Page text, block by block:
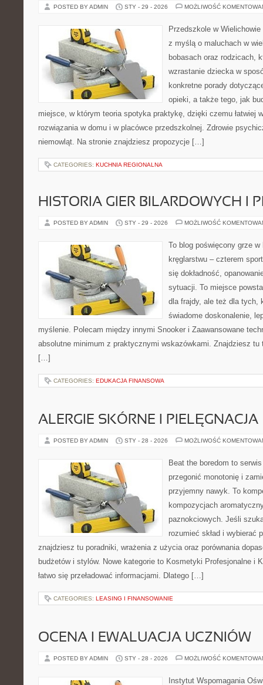
POSTED BY ADMIN STY - 29 - 2026 MOŻLIWOŚĆ
Przedszkole w
z myślą o maluchach w
bobasach oraz rodzicach,
wzrastanie dziecka w
konkretne porady
opieki, a także tego, jak
miejsce, w którym teoria spotyka praktykę, dzięki czemu łatwiej
rozwiązania w domu i w placówce przedszkolnej. Zdrowie
niemowląt. Na stronie znajdziesz propozycje […]
CATEGORIES: KUCHNIA REGIONALNA
HISTORIA GIER BILARDOWYCH I
POSTED BY ADMIN STY - 29 - 2026 MOŻLIWOŚĆ
To blog poświęcony grze
kręglarstwu – czterem
się dokładność,
sytuacji. To miejsce
dla frajdy, ale też dla tych,
świadome doskonalenie,
myślenie. Polecam między innymi Snooker i Zaawansowane
absolutne minimum z praktycznymi wskazówkami. Znajdziesz tu
[…]
CATEGORIES: EDUKACJA FINANSOWA
ALERGIE SKÓRNE I PIELĘGNACJA
POSTED BY ADMIN STY - 28 - 2026 MOŻLIWOŚĆ
Beat the boredom to
przegonić monotonię i
przyjemny nawyk. To
kompozycjach
paznokciowych. Jeśli
rozumieć skład i wybierać
znajdziesz tu poradniki, wrażenia z użycia oraz porównania
budżetów i stylów. Nowe kategorie to Kosmetyki Profesjonalne i
łatwo się przeładować informacjami. Dlatego […]
CATEGORIES: LEASING I FINANSOWANIE
OCENA I EWALUACJA UCZNIÓW
POSTED BY ADMIN STY - 28 - 2026 MOŻLIWOŚĆ
Instytut Wspomagania